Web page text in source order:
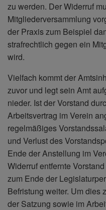
zu werden. Der Widerruf
Mitgliederversammlung
der Praxis zum Beispiel
strafrechtlich gegen ein
wird.
Vielfach kommt der
zuvor und legt sein Amt
nieder. Ist der Vorstand
Arbeitsvertrag im Verein
regelmäßiges
und Verlust des
Ende der Anstellung im
Widerruf entfernte
zum Ende der
Befristung weiter. Um dies
der Satzung sowie im